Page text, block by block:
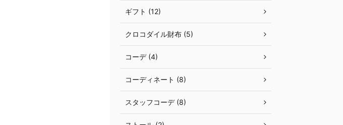
ギフト (12)
クロコダイル財布 (5)
コーデ (4)
コーディネート (8)
スタッフコーデ (8)